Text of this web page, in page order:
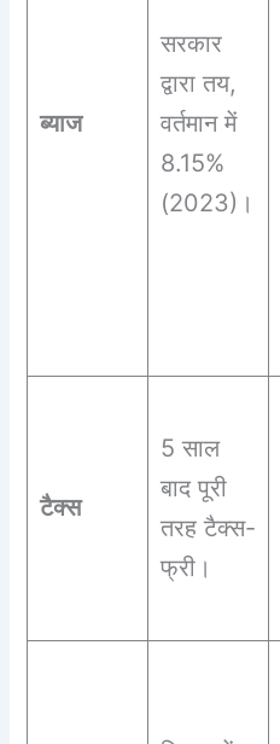
ब्याज
सरकार
द्वारा तय,
वर्तमान में
8.15%
(2023)।
टैक्स
5 साल
बाद पूरी
तरह टैक्स-
फ्री।